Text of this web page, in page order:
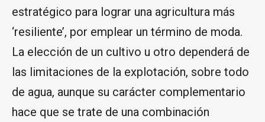
estratégico para lograr una agricultura más
‘resiliente’, por emplear un término de moda.
La elección de un cultivo u otro dependerá de
las limitaciones de la explotación, sobre todo
de agua, aunque su carácter complementario
hace que se trate de una combinación